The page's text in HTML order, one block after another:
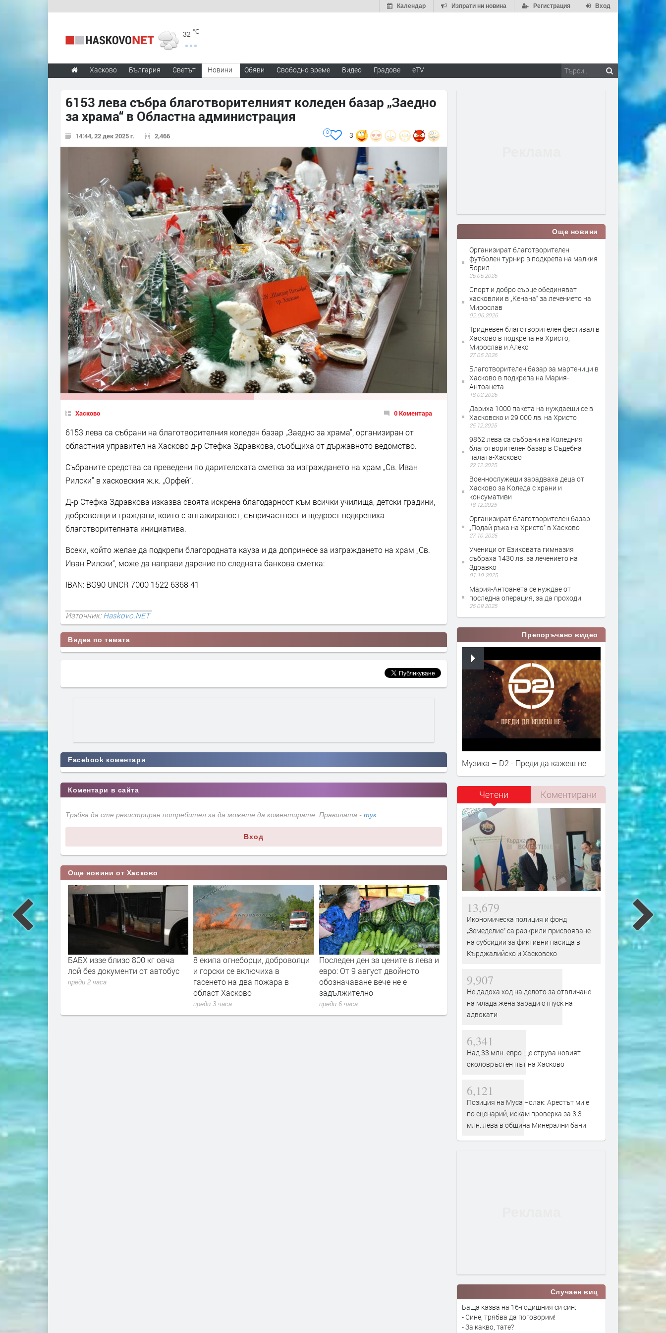
Вход
Регистрация
Изпрати ни новина
Календар
32 °C
Хасково България Светът Новини Обяви Свободно време Видео Градове eTV
6153 лева събра благотворителният коледен базар „Заедно
за храма“ в Областна администрация
14:44, 22 дек 2025 г. 2,466 3
0
Хасково 0 Коментара
6153 лева са събрани на благотворителния коледен базар „Заедно за храма“, организиран от
областния управител на Хасково д-р Стефка Здравкова, съобщиха от държавното ведомство.
Събраните средства са преведени по дарителската сметка за изграждането на храм „Св. Иван
Рилски“ в хасковския ж.к. „Орфей“.
Д-р Стефка Здравкова изказва своята искрена благодарност към всички училища, детски градини,
доброволци и граждани, които с ангажираност, съпричастност и щедрост подкрепиха
благотворителната инициатива.
Всеки, който желае да подкрепи благородната кауза и да допринесе за изграждането на храм „Св.
Иван Рилски“, може да направи дарение по следната банкова сметка:
IBAN: BG90 UNCR 7000 1522 6368 41
Източник:Haskovo.NET
Видеа по темата
Facebook коментари
Коментари в сайта
Трябва да сте регистриран потребител за да можете да коментирате. Правилата - тук.
Вход
Още новини от Хасково
Христо
златна
в
БАБХ иззе близо 800 кг овча
лой без документи от автобус
преди 2 часа
8 екипа огнеборци, доброволци
и горски се включиха в
гасенето на два пожара в
област Хасково
преди 3 часа
Последен ден за цените в лева и
евро: От 9 август двойното
обозначаване вече не е
задължително
преди 6 часа
Практичен начин за
онлайн
преди 7 часа
Димитър Демиров от
отпразнува 100-годишен
преди 7 часа
Още новини
Организират благотворителен
футболен турнир в подкрепа на малкия
Борил
26.06.2026
Спорт и добро сърце обединяват
хасковлии в „Кенана“ за лечението на
Мирослав
02.06.2026
Тридневен благотворителен фестивал в
Хасково в подкрепа на Христо,
Мирослав и Алекс
27.05.2026
Благотворителен базар за мартеници в
Хасково в подкрепа на Мария-
Антоанета
18.02.2026
Дариха 1000 пакета на нуждаещи се в
Хасковско и 29 000 лв. на Христо
25.12.2025
9862 лева са събрани на Коледния
благотворителен базар в Съдебна
палата-Хасково
22.12.2025
Военнослужещи зарадваха деца от
Хасково за Коледа с храни и
консумативи
18.12.2025
Организират благотворителен базар
„Подай ръка на Христо“ в Хасково
27.10.2025
Ученици от Езиковата гимназия
събраха 1430 лв. за лечението на
Здравко
01.10.2025
Мария-Антоанета се нуждае от
последна операция, за да проходи
25.09.2025
Препоръчано видео
Музика – D2 - Преди да кажеш не
Четени Коментирани
13,679
Икономическа полиция и фонд
„Земеделие“ са разкрили присвояване
на субсидии за фиктивни пасища в
Кърджалийско и Хасковско
9,907
Не дадоха ход на делото за отвличане
на млада жена заради отпуск на
адвокати
6,341
Над 33 млн. евро ще струва новият
околовръстен път на Хасково
6,121
Позиция на Муса Чолак: Арестът ми е
по сценарий, искам проверка за 3,3
млн. лева в община Минерални бани
Случаен виц
Баща казва на 16-годишния си син:
- Сине, трябва да поговорим!
- За какво, тате?